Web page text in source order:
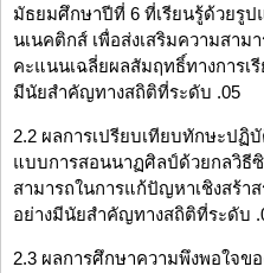
มัธยมศึกษาปีที่ 6 ที่เรียนรู้ด้วยรู
นเนคติกส์ เพื่อส่งเสริมความสาม
คะแนนเฉลี่ยผลสัมฤทธิ์ทางการเ
มีนัยสำคัญทางสถิติที่ระดับ .05
2.2 ผลการเปรียบเทียบทักษะปฏิ
แบบการสอนนาฏศิลป์ด้วยกลวิธีซิ
สามารถในการแก้ปัญหาเชิงสร้า
อย่างมีนัยสำคัญทางสถิติที่ระดับ
2.3 ผลการศึกษาความพึงพอใจข